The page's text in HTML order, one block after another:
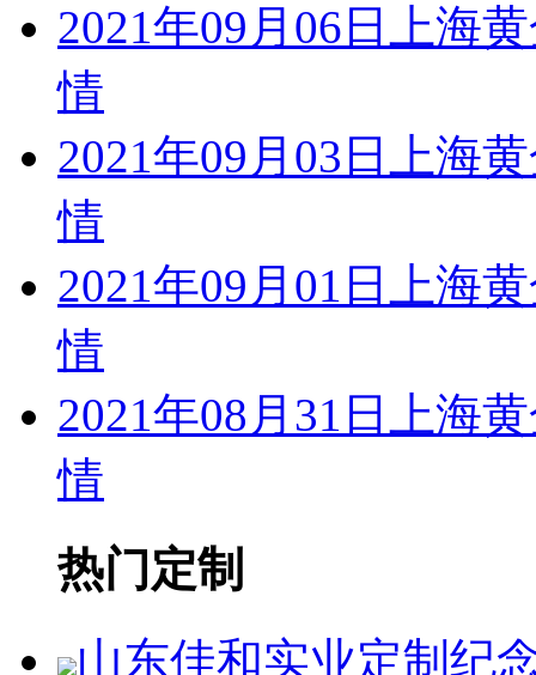
2021年09月06日上海
情
2021年09月03日上海
情
2021年09月01日上海
情
2021年08月31日上海
情
热门定制
山东佳和实业定制纪